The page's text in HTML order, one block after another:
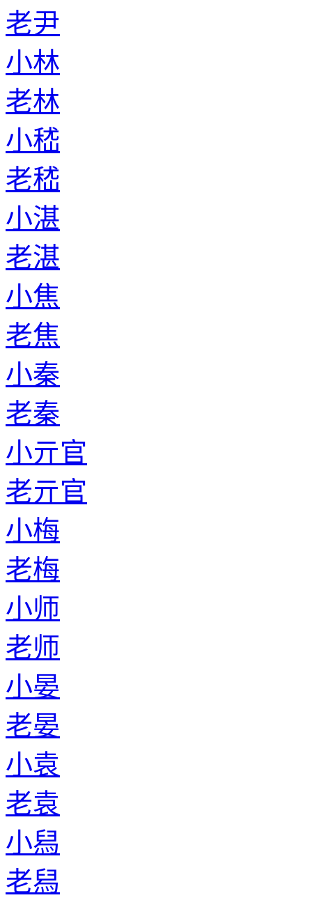
老尹
小林
老林
小嵇
老嵇
小湛
老湛
小焦
老焦
小秦
老秦
小亓官
老亓官
小梅
老梅
小师
老师
小晏
老晏
小袁
老袁
小舄
老舄